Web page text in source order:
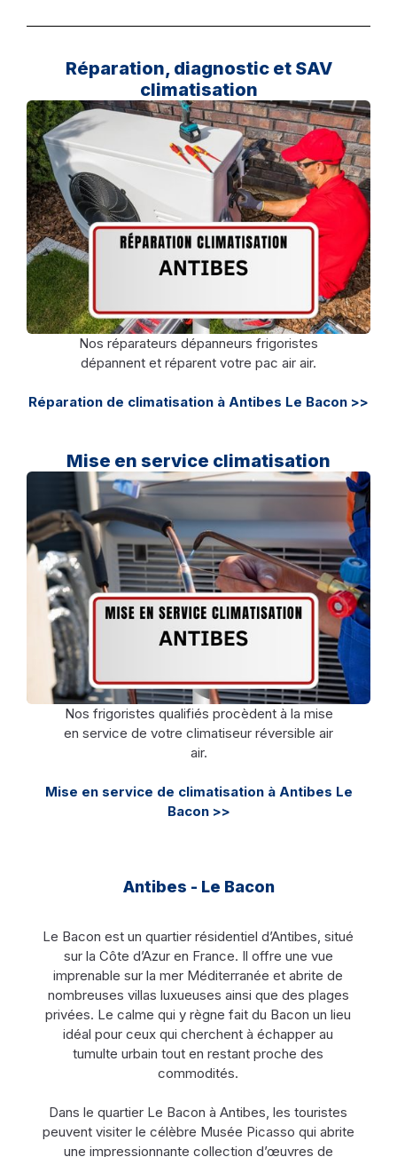
Réparation, diagnostic et SAV
climatisation
Nos réparateurs dépanneurs frigoristes
dépannent et réparent votre pac air air.
Réparation de climatisation à Antibes Le Bacon >>
Mise en service climatisation
Nos frigoristes qualifiés procèdent à la mise
en service de votre climatiseur réversible air
air.
Mise en service de climatisation à Antibes Le
Bacon >>
Antibes - Le Bacon
Le Bacon est un quartier résidentiel d’Antibes, situé
sur la Côte d’Azur en France. Il offre une vue
imprenable sur la mer Méditerranée et abrite de
nombreuses villas luxueuses ainsi que des plages
privées. Le calme qui y règne fait du Bacon un lieu
idéal pour ceux qui cherchent à échapper au
tumulte urbain tout en restant proche des
commodités.
Dans le quartier Le Bacon à Antibes, les touristes
peuvent visiter le célèbre Musée Picasso qui abrite
une impressionnante collection d’œuvres de